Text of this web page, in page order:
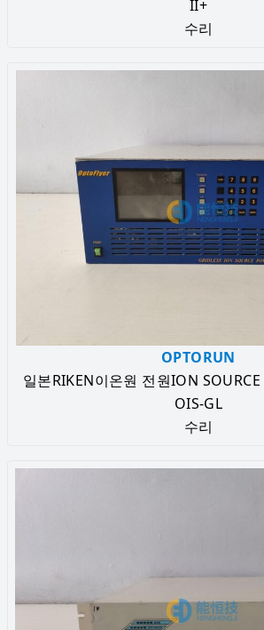
II+
수리
OPTORUN
일본RIKEN이온원 전원ION SOURCE
OIS-GL
수리